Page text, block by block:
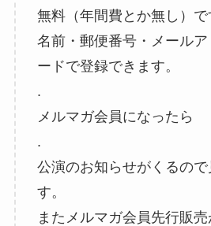
無料（年間費とか無し）で
名前・郵便番号・メール
ードで登録できます。
.
メルマガ会員になったら
.
公演のお知らせがくるの
す。
またメルマガ会員先行販